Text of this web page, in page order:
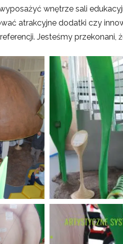
wnętrze sali
atrakcyjne dodatki czy
Jesteśmy